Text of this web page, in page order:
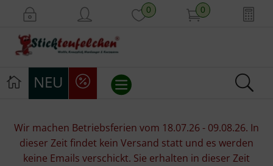
0 0
NEU
Stickpackungen
Wir machen Betriebsferien vom 18.07.26 - 09.08.26. In
dieser Zeit findet kein Versand statt und es werden
keine Emails verschickt. Sie erhalten in dieser Zeit